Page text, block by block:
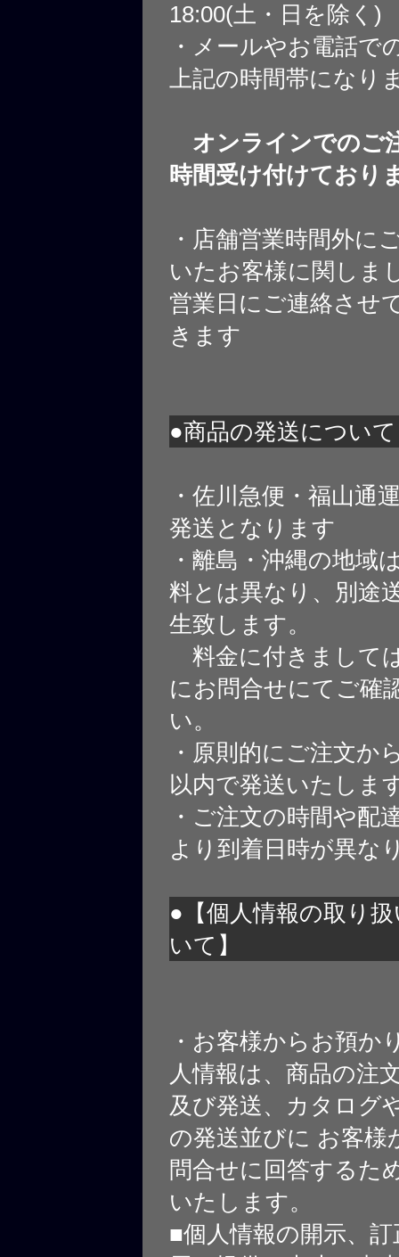
18:00(土・日を除く)
・メールやお電話で
上記の時間帯になり
オンラインでのご
時間受け付けており
・店舗営業時間外に
いたお客様に関しま
営業日にご連絡させ
きます
●商品の発送について
・佐川急便・福山通
発送となります
・離島・沖縄の地域
料とは異なり、別途
生致します。
料金に付きまして
にお問合せにてご確
い。
・原則的にご注文か
以内で発送いたしま
・ご注文の時間や配
より到着日時が異な
●【個人情報の取り
いて】
・お客様からお預か
人情報は、商品の注
及び発送、カタログ
の発送並びに お客様
問合せに回答するた
いたします。
■個人情報の開示、